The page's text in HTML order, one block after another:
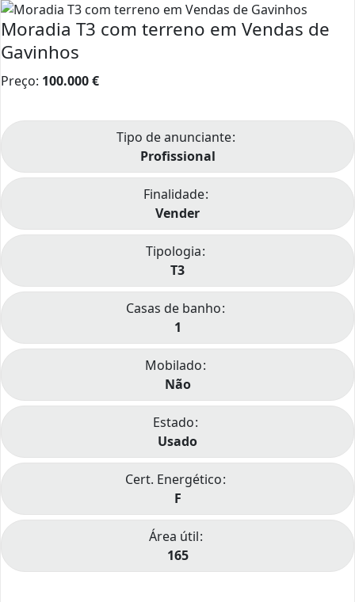
Moradia T3 com terreno em Vendas de
Gavinhos
Preço: 100.000€
Tipo de anunciante
Profissional
Finalidade
Vender
Tipologia
T3
Casas de banho
1
Mobilado
Não
Estado
Usado
Cert. Energético
F
Área útil
165